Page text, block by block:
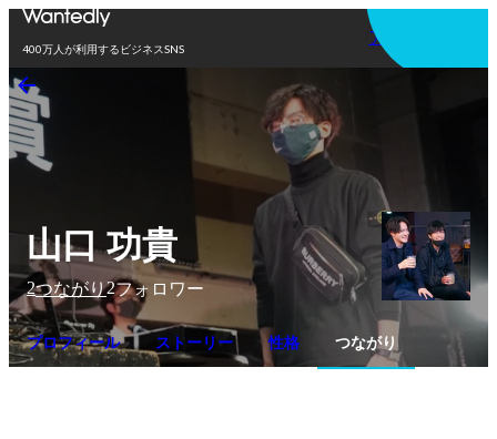
400万人が利用するビジネスSNS
アプリを使う
山口 功貴
2つながり2フォロワー
プロフィール ストーリー 性格 つながり